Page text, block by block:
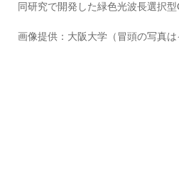
同研究で開発した緑色光波長選択
画像提供：大阪大学（冒頭の写真は